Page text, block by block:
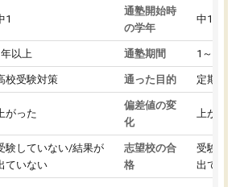
1
以上
校受験対策
上がった
験していない/結果が
ていない
通塾開始時
の学年
中1
通塾期間 1～3ヵ月
通った目的 定期テス
偏差値の変
化
上がった
志望校の合
格
受験して
出ていな